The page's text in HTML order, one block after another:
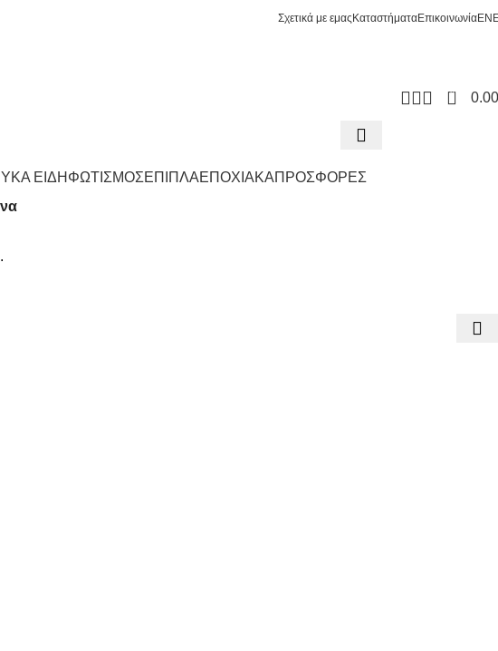
Σχετικά με εμας ΚαταστήματαΕπικοινωνίαEN
0 0.00
ΕΙΔΗ ΦΩΤΙΣΜΟΣΕΠΙΠΛΑΕΠΟΧΙΑΚΑΠΡΟΣΦΟΡΕΣ